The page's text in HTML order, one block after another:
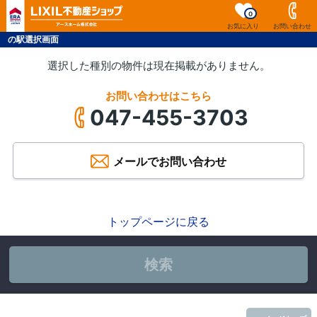
お気に入り
0
お問い合わせ
の駅選択画面
選択した種別の物件は現在掲載がありません。
お問い合わせはこちら
047-455-3703
メールでお問い合わせ
トップページに戻る
検索